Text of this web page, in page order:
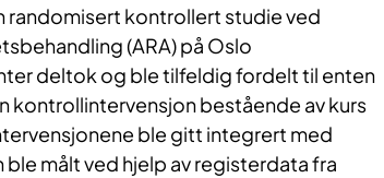
randomisert kontrollert studie ved
(ARA) på Oslo
deltok og ble tilfeldig fordelt til enten
kontrollintervensjon bestående av kurs
ble gitt integrert med
målt ved hjelp av registerdata fra